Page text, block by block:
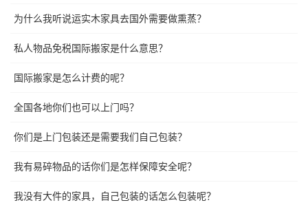
为什么我听说运实木家具去国外需要做熏蒸？
私人物品免税国际搬家是什么意思？
国际搬家是怎么计费的呢？
全国各地你们也可以上门吗？
你们是上门包装还是需要我们自己包装？
我有易碎物品的话你们是怎样保障安全呢？
我没有大件的家具，自己包装的话怎么包装呢？